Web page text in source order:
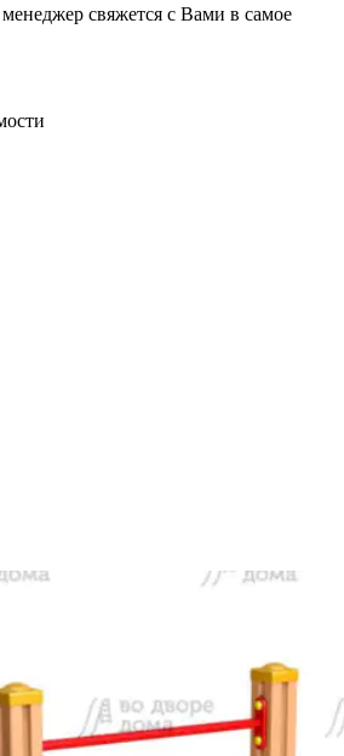
свяжется с Вами в самое